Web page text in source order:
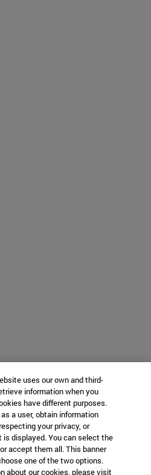
uses our own and third-
information when you
have different purposes.
a user, obtain information
your privacy, or
displayed. You can select the
accept them all. This banner
one of the two options.
about our cookies, please visit